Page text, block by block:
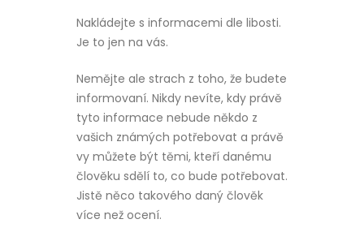
Nakládejte s informacemi dle libosti.
Je to jen na vás.
Nemějte ale strach z toho, že budete
informovaní. Nikdy nevíte, kdy právě
tyto informace nebude někdo z
vašich známých potřebovat a právě
vy můžete být těmi, kteří danému
člověku sdělí to, co bude potřebovat.
Jistě něco takového daný člověk
více než ocení.